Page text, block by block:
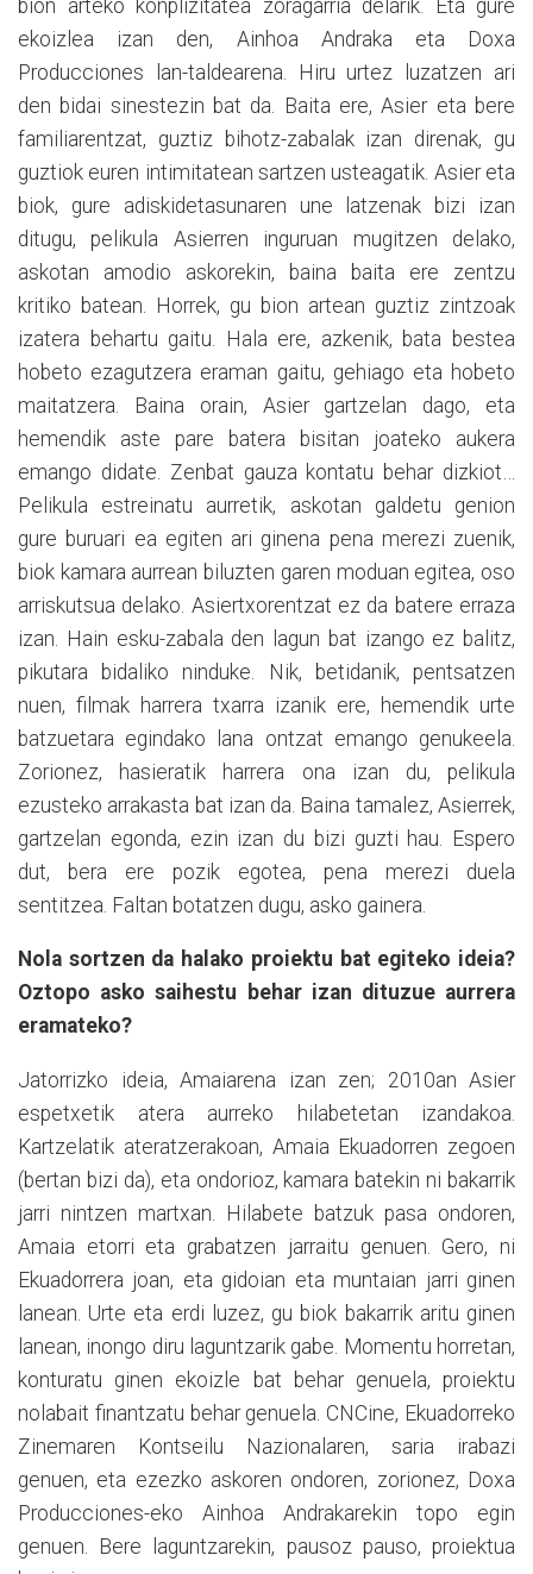
bion arteko konplizitatea zoragarria delarik. Eta gure
ekoizlea izan den, Ainhoa Andraka eta Doxa
Producciones lan-taldearena. Hiru urtez luzatzen ari
den bidai sinestezin bat da. Baita ere, Asier eta bere
familiarentzat, guztiz bihotz-zabalak izan direnak, gu
guztiok euren intimitatean sartzen usteagatik. Asier eta
biok, gure adiskidetasunaren une latzenak bizi izan
ditugu, pelikula Asierren inguruan mugitzen delako,
askotan amodio askorekin, baina baita ere zentzu
kritiko batean. Horrek, gu bion artean guztiz zintzoak
izatera behartu gaitu. Hala ere, azkenik, bata bestea
hobeto ezagutzera eraman gaitu, gehiago eta hobeto
maitatzera. Baina orain, Asier gartzelan dago, eta
hemendik aste pare batera bisitan joateko aukera
emango didate. Zenbat gauza kontatu behar dizkiot…
Pelikula estreinatu aurretik, askotan galdetu genion
gure buruari ea egiten ari ginena pena merezi zuenik,
biok kamara aurrean biluzten garen moduan egitea, oso
arriskutsua delako. Asiertxorentzat ez da batere erraza
izan. Hain esku-zabala den lagun bat izango ez balitz,
pikutara bidaliko ninduke. Nik, betidanik, pentsatzen
nuen, filmak harrera txarra izanik ere, hemendik urte
batzuetara egindako lana ontzat emango genukeela.
Zorionez, hasieratik harrera ona izan du, pelikula
ezusteko arrakasta bat izan da. Baina tamalez, Asierrek,
gartzelan egonda, ezin izan du bizi guzti hau. Espero
dut, bera ere pozik egotea, pena merezi duela
sentitzea. Faltan botatzen dugu, asko gainera.
Nola sortzen da halako proiektu bat egiteko ideia?
Oztopo asko saihestu behar izan dituzue aurrera
eramateko?
Jatorrizko ideia, Amaiarena izan zen; 2010an Asier
espetxetik atera aurreko hilabetetan izandakoa.
Kartzelatik ateratzerakoan, Amaia Ekuadorren zegoen
(bertan bizi da), eta ondorioz, kamara batekin ni bakarrik
jarri nintzen martxan. Hilabete batzuk pasa ondoren,
Amaia etorri eta grabatzen jarraitu genuen. Gero, ni
Ekuadorrera joan, eta gidoian eta muntaian jarri ginen
lanean. Urte eta erdi luzez, gu biok bakarrik aritu ginen
lanean, inongo diru laguntzarik gabe. Momentu horretan,
konturatu ginen ekoizle bat behar genuela, proiektu
nolabait finantzatu behar genuela. CNCine, Ekuadorreko
Zinemaren Kontseilu Nazionalaren, saria irabazi
genuen, eta ezezko askoren ondoren, zorionez, Doxa
Producciones-eko Ainhoa Andrakarekin topo egin
genuen. Bere laguntzarekin, pausoz pauso, proiektua